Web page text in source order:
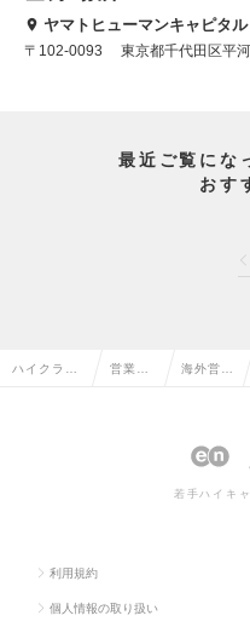
ヤマトヒューマンキャピタル
〒102-0093 東京都千代田区平河
最近ご覧にな
おす
ハイクラス 営業系 海外営業
若手ハイキ
利用規約
個人情報の取り扱い